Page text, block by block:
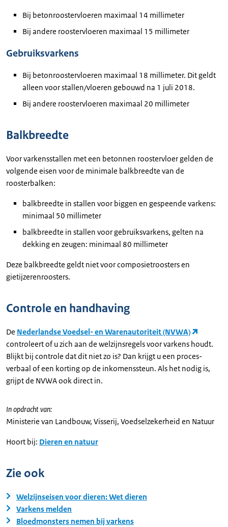
Bij betonroostervloeren maximaal 14 millimeter
Bij andere roostervloeren maximaal 15 millimeter
Gebruiksvarkens
Bij betonroostervloeren maximaal 18 millimeter. Dit geldt
alleen voor stallen/vloeren gebouwd na 1 juli 2018.
Bij andere roostervloeren maximaal 20 millimeter
Balkbreedte
Voor varkensstallen met een betonnen roostervloer gelden de
volgende eisen voor de minimale balkbreedte van de
roosterbalken:
balkbreedte in stallen voor biggen en gespeende varkens:
minimaal 50 millimeter
balkbreedte in stallen voor gebruiksvarkens, gelten na
dekking en zeugen: minimaal 80 millimeter
Deze balkbreedte geldt niet voor composietroosters en
gietijzerenroosters.
Controle en handhaving
De Nederlandse Voedsel- en Warenautoriteit (NVWA)
controleert of u zich aan de welzijnsregels voor varkens houdt.
Blijkt bij controle dat dit niet zo is? Dan krijgt u een proces-
verbaal of een korting op de inkomenssteun. Als het nodig is,
grijpt de NVWA ook direct in.
In opdracht van:
Ministerie van Landbouw, Visserij, Voedselzekerheid en Natuur
Hoort bij: Dieren en natuur
Zie ook
Welzijnseisen voor dieren: Wet dieren
Varkens melden
Bloedmonsters nemen bij varkens